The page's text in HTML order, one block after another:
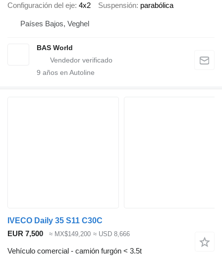
Configuración del eje 4x2 Suspensión parabólica
Países Bajos, Veghel
BAS World
9 años en Autoline
IVECO Daily 35 S11 C30C
EUR 7,500
≈ MX$149,200 ≈ USD 8,666
Vehículo comercial - camión furgón < 3.5t